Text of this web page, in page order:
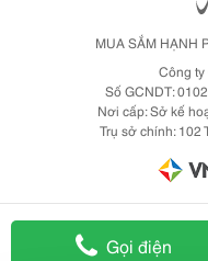
Gọi điện
MUA SẮM HẠNH
Công ty
Số GCNDT:
Nơi cấp: Sở kế
Trụ sở chính: 102